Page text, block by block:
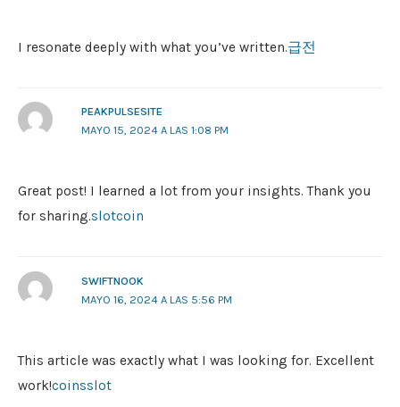
I resonate deeply with what you’ve written.급전
PEAKPULSESITE
MAYO 15, 2024 A LAS 1:08 PM
Great post! I learned a lot from your insights. Thank you
for sharing.slotcoin
SWIFTNOOK
MAYO 16, 2024 A LAS 5:56 PM
This article was exactly what I was looking for. Excellent
work!coinsslot